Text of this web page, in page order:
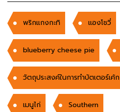
พริกแกงกะทิ แองโชวี่
blueberry cheese pie
วัตถุประสงค์ในการทําบัตเตอร์เค้ก
เมนูไก่ Southern